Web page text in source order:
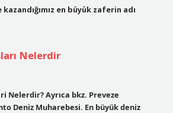
en büyük zaferin adı
Nelerdir
Nelerdir? Ayrıca bkz. Preveze
Deniz Muharebesi. En büyük deniz